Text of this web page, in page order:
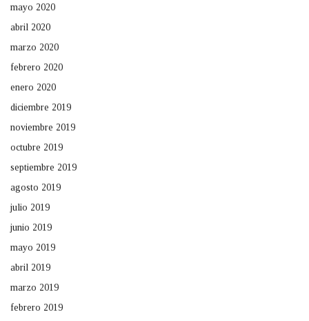
mayo 2020
abril 2020
marzo 2020
febrero 2020
enero 2020
diciembre 2019
noviembre 2019
octubre 2019
septiembre 2019
agosto 2019
julio 2019
junio 2019
mayo 2019
abril 2019
marzo 2019
febrero 2019